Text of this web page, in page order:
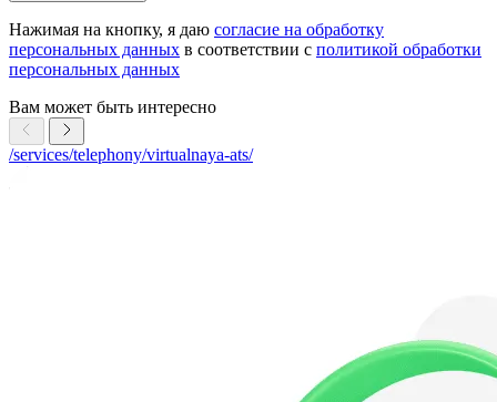
Нажимая на кнопку, я даю согласие на обработку
персональных данных в соответствии с политикой обработки
персональных данных
Вам может быть интересно
/services/telephony/virtualnaya-ats/